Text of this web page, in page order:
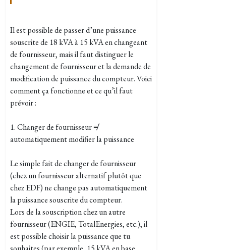
Il est possible de passer d’une puissance
souscrite de 18 kVA à 15 kVA en changeant
de fournisseur, mais il faut distinguer le
changement de fournisseur et la demande de
modification de puissance du compteur. Voici
comment ça fonctionne et ce qu’il faut
prévoir :
1. Changer de fournisseur ≠
automatiquement modifier la puissance
Le simple fait de changer de fournisseur
(chez un fournisseur alternatif plutôt que
chez EDF) ne change pas automatiquement
la puissance souscrite du compteur.
Lors de la souscription chez un autre
fournisseur (ENGIE, TotalEnergies, etc.), il
est possible choisir la puissance que tu